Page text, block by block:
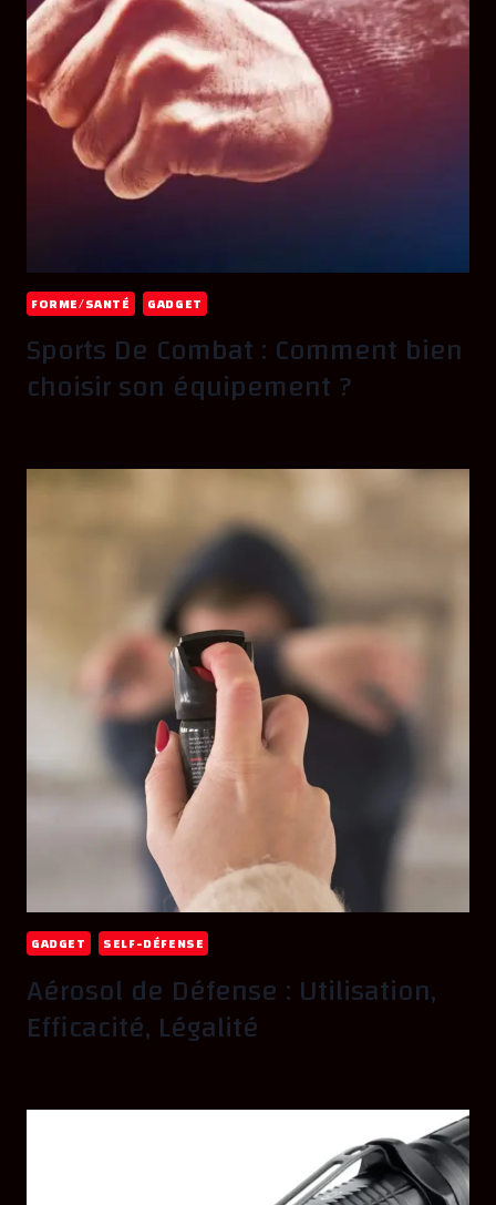
FORME/SANTÉ GADGET
Sports De Combat : Comment bien
choisir son équipement ?
GADGET SELF-DÉFENSE
Aérosol de Défense : Utilisation,
Efficacité, Légalité